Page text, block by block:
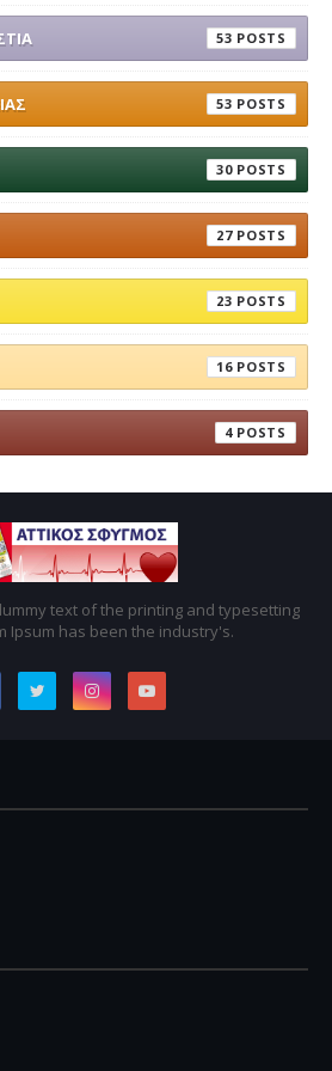
53
53
30
27
23
16
4
text of the printing and typesetting
Ipsum has been the industry's.